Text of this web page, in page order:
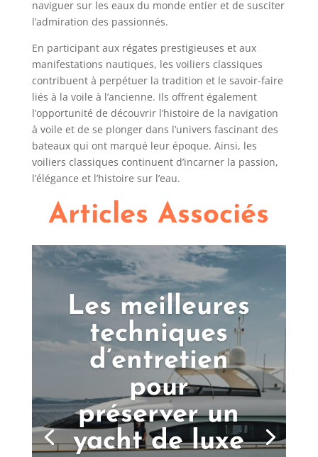
naviguer sur les eaux du monde entier et de susciter
l’admiration des passionnés.
En participant aux régates prestigieuses et aux
manifestations nautiques, les voiliers classiques
contribuent à perpétuer la tradition et le savoir-faire
liés à la voile à l’ancienne. Ils offrent également
l’opportunité de découvrir l’histoire de la navigation
à voile et de se plonger dans l’univers fascinant des
bateaux qui ont marqué leur époque. Ainsi, les
voiliers classiques continuent d’incarner la passion,
l’élégance et l’histoire sur l’eau.
Articles Associés
Les meilleures
techniques
d’entretien
pour
préserver un
yacht de luxe